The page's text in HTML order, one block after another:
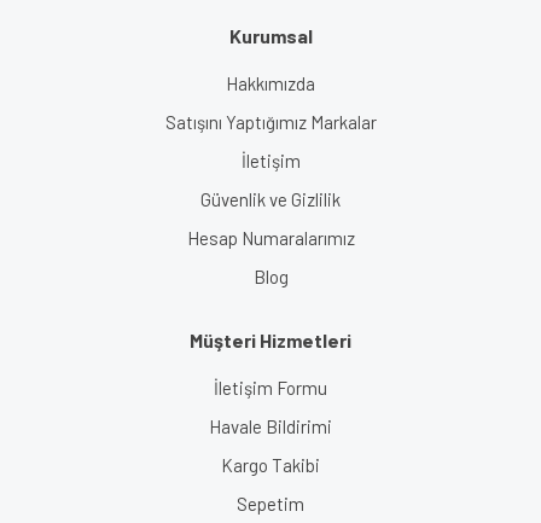
Gönder
Kurumsal
Hakkımızda
Satışını Yaptığımız Markalar
İletişim
Güvenlik ve Gizlilik
Hesap Numaralarımız
Blog
Müşteri Hizmetleri
İletişim Formu
Havale Bildirimi
Kargo Takibi
Sepetim